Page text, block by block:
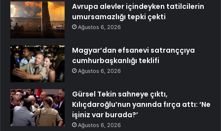
Avrupa alevler içindeyken tatilcilerin
umursamazlığı tepki çekti
Ağustos 6, 2026
Magyar’dan efsanevi satranççıya
cumhurbaşkanlığı teklifi
Ağustos 6, 2026
Gürsel Tekin sahneye çıktı,
Kılıçdaroğlu’nun yanında fırça attı: ‘Ne
işiniz var burada?’
Ağustos 6, 2026